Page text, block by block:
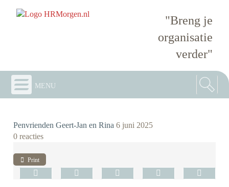
"Breng je
organisatie
verder"
menu
Penvrienden Geert-Jan en Rina 6 juni 2025
0 reacties
Print